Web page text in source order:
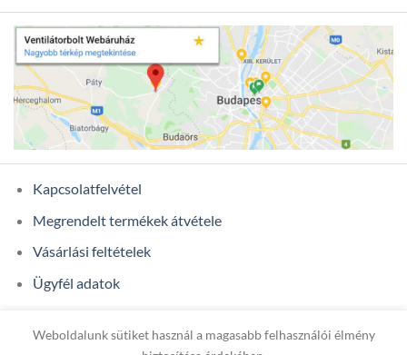
Kapcsolatfelvétel
Megrendelt termékek átvétele
Vásárlási feltételek
Ügyfél adatok
ONIXCOM KFT.
Weboldalunk sütiket használ a magasabb felhasználói élmény